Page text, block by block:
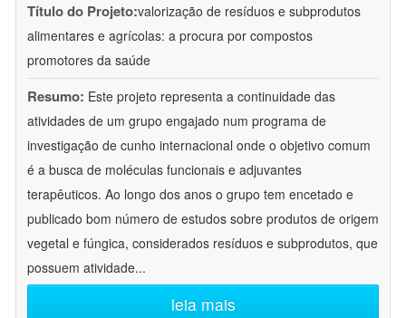
Título do Projeto:valorização de resíduos e subprodutos
alimentares e agrícolas: a procura por compostos
promotores da saúde
Resumo: Este projeto representa a continuidade das
atividades de um grupo engajado num programa de
investigação de cunho internacional onde o objetivo comum
é a busca de moléculas funcionais e adjuvantes
terapêuticos. Ao longo dos anos o grupo tem encetado e
publicado bom número de estudos sobre produtos de origem
vegetal e fúngica, considerados resíduos e subprodutos, que
possuem atividade...
leia mais